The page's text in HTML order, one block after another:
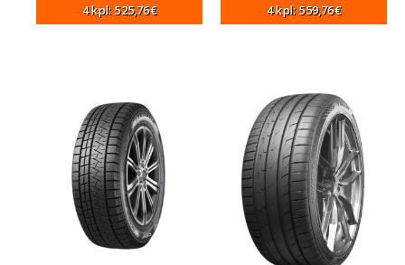
4 kpl: 525,76€ 4 kpl: 559,76€